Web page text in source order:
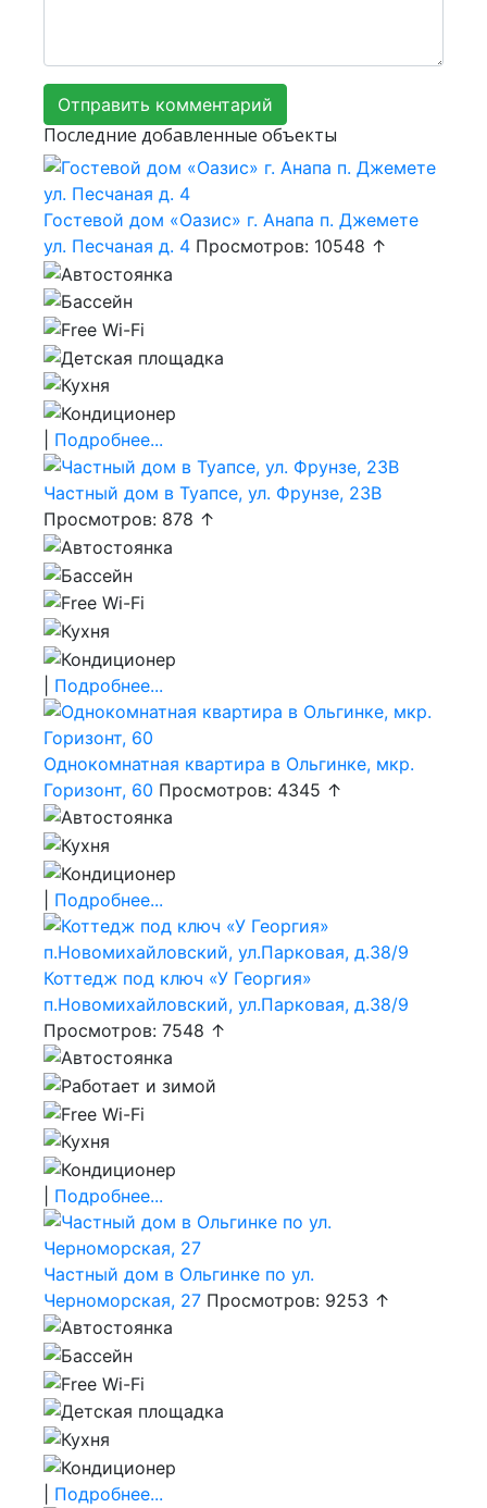
Последние добавленные объекты
Гостевой дом «Оазис» г. Анапа п. Джемете
ул. Песчаная д. 4 Просмотров: 10548 ↑
Подробнее...
Частный дом в Туапсе, ул. Фрунзе, 23В
Просмотров: 878 ↑
Подробнее...
Однокомнатная квартира в Ольгинке, мкр.
Горизонт, 60 Просмотров: 4345 ↑
Подробнее...
Коттедж под ключ «У Георгия»
п.Новомихайловский, ул.Парковая, д.38/9
Просмотров: 7548 ↑
Подробнее...
Частный дом в Ольгинке по ул.
Черноморская, 27 Просмотров: 9253 ↑
Подробнее...